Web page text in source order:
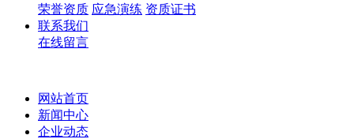
荣誉资质 应急演练 资质证书
联系我们
在线留言
网站首页
新闻中心
企业动态